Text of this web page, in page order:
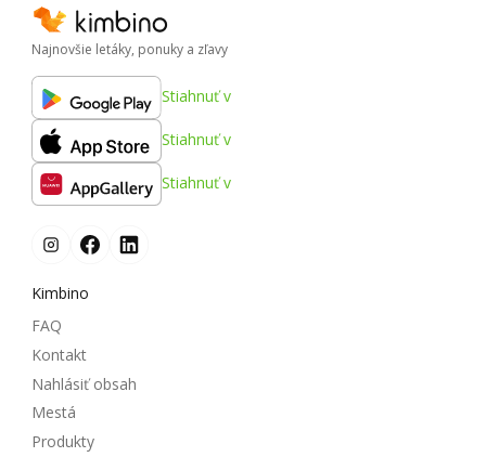
Najnovšie letáky, ponuky a zľavy
Stiahnuť v
Stiahnuť v
Stiahnuť v
Kimbino
FAQ
Kontakt
Nahlásiť obsah
Mestá
Produkty